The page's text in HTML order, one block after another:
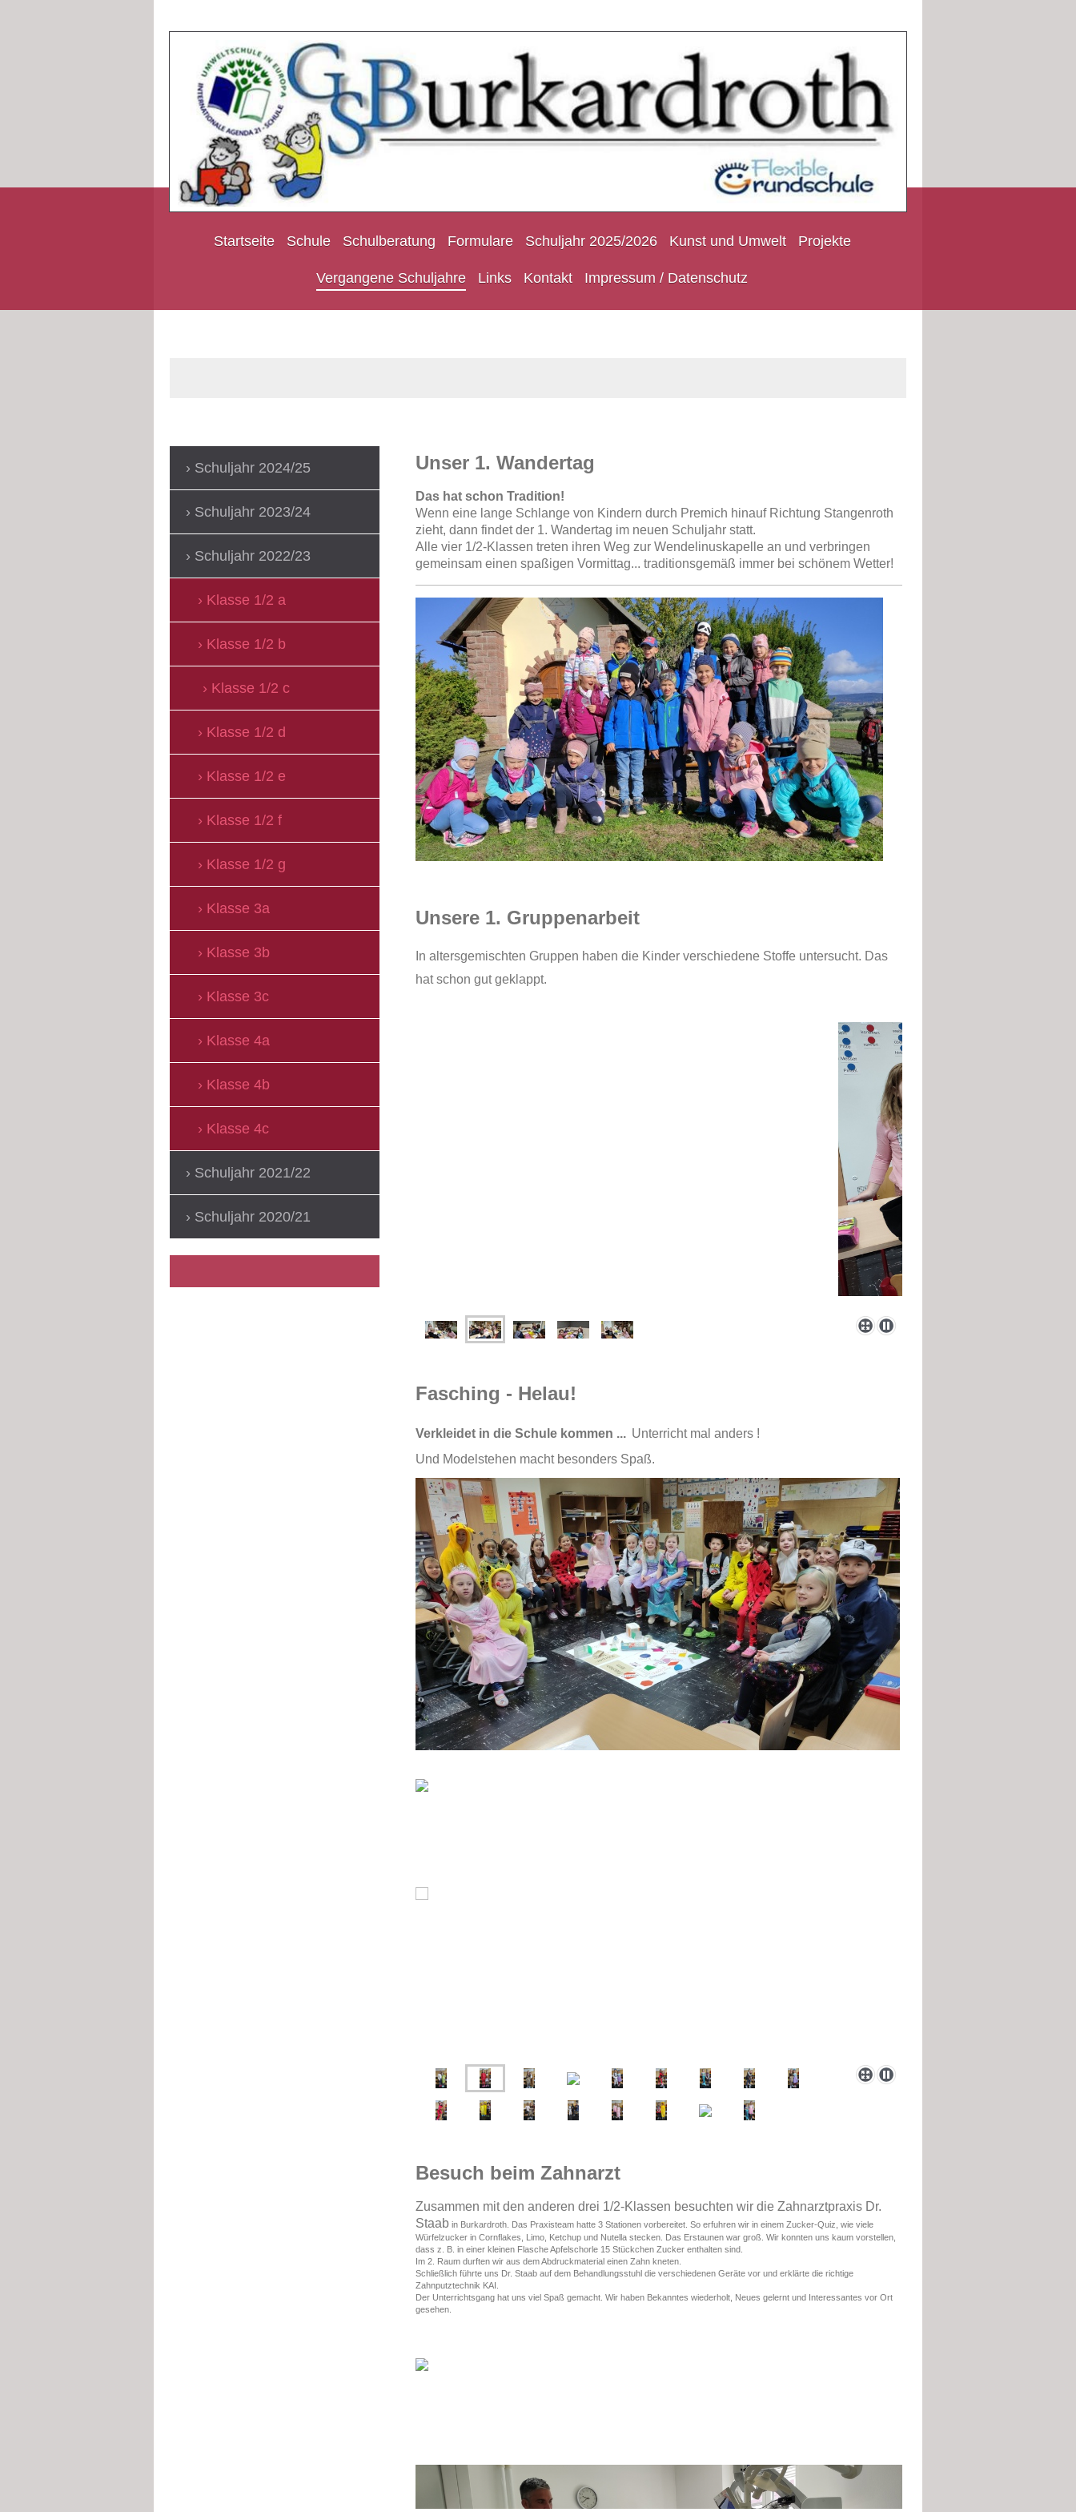
Startseite Schule Schulberatung Formulare Schuljahr 2025/2026 Kunst und Umwelt Projekte
Vergangene Schuljahre Links Kontakt Impressum / Datenschutz
Unser 1. Wandertag
Das hat schon Tradition!
Wenn eine lange Schlange von Kindern durch Premich hinauf Richtung Stangenroth
zieht, dann findet der 1. Wandertag im neuen Schuljahr statt.
Alle vier 1/2-Klassen treten ihren Weg zur Wendelinuskapelle an und verbringen
gemeinsam einen spaßigen Vormittag... traditionsgemäß immer bei schönem Wetter!
Unsere 1. Gruppenarbeit
In altersgemischten Gruppen haben die Kinder verschiedene Stoffe untersucht. Das
hat schon gut geklappt.
Fasching - Helau!
Verkleidet in die Schule kommen ... Unterricht mal anders !
Und Modelstehen macht besonders Spaß.
Besuch beim Zahnarzt
Zusammen mit den anderen drei 1/2-Klassen besuchten wir die Zahnarztpraxis Dr.
Staab in Burkardroth. Das Praxisteam hatte 3 Stationen vorbereitet. So erfuhren wir in einem Zucker-Quiz, wie viele
Würfelzucker in Cornflakes, Limo, Ketchup und Nutella stecken. Das Erstaunen war groß. Wir konnten uns kaum vorstellen,
dass z. B. in einer kleinen Flasche Apfelschorle 15 Stückchen Zucker enthalten sind.
Im 2. Raum durften wir aus dem Abdruckmaterial einen Zahn kneten.
Schließlich führte uns Dr. Staab auf dem Behandlungsstuhl die verschiedenen Geräte vor und erklärte die richtige
Zahnputztechnik KAI.
Der Unterrichtsgang hat uns viel Spaß gemacht. Wir haben Bekanntes wiederholt, Neues gelernt und Interessantes vor Ort
gesehen.
Schuljahr 2024/25
Schuljahr 2023/24
Schuljahr 2022/23
Klasse 1/2 a
Klasse 1/2 b
Klasse 1/2 c
Klasse 1/2 d
Klasse 1/2 e
Klasse 1/2 f
Klasse 1/2 g
Klasse 3a
Klasse 3b
Klasse 3c
Klasse 4a
Klasse 4b
Klasse 4c
Schuljahr 2021/22
Schuljahr 2020/21